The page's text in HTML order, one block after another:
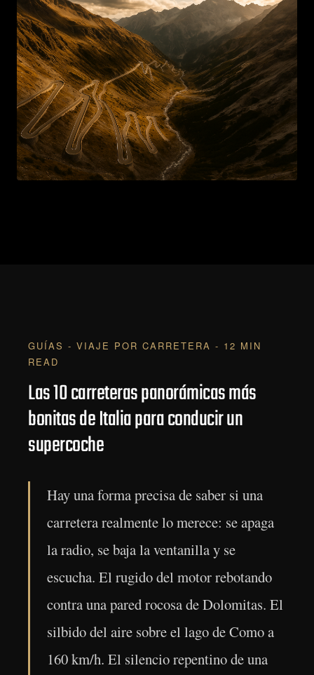
GUÍAS - VIAJE POR CARRETERA - 12 MIN
READ
Las 10 carreteras panorámicas más
bonitas de Italia para conducir un
supercoche
Hay una forma precisa de saber si una
carretera realmente lo merece: se apaga
la radio, se baja la ventanilla y se
escucha. El rugido del motor rebotando
contra una pared rocosa de Dolomitas. El
silbido del aire sobre el lago de Como a
160 km/h. El silencio repentino de una